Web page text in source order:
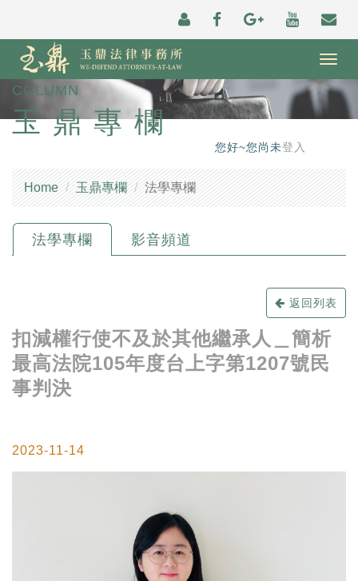
COLUMN
玉鼎專欄
您好~您尚未登入
Home 玉鼎專欄 法學專欄
法學專欄 影音頻道
返回列表
扣減權行使不及於其他繼承人＿簡析
最高法院105年度台上字第1207號民
事判決
2023-11-14